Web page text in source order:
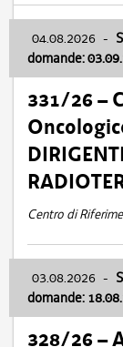
04.08.2026 -
domande:
331/26 –
Centro di
03.08.2026 -
domande:
328/26 –